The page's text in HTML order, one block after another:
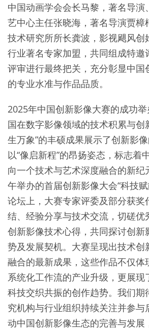
中国动画学会会长马黎，著名导演
艺中心主任张晓海，著名导演贾樟
技术研究所所长龚波，影视飓风创
行业著名专家加盟，共同组成特邀
评审进行最终把关，充分彰显中国
的专业水准与作品品质。
2025年中国创新影像大赛的成功
国在数字影像领域的技术积累与创
生万象”的丰硕成果展示了创新影
以“像启新程”的昂扬姿态，标志着
向一个技术与艺术深度融合的新纪
午举办的首届创新影像大会“科技
论坛上，大赛专家评委及部分获奖
结、经验分享与技术交流，切磋优
创新影像技术心得，共同探讨创新
势及发展契机。大赛呈现出技术创
融合的最新成果，这些作品不仅体
系统化工作流的产业升级，更展现
科技交织共振的创作趋势。我们期
究机构与行业组织持续关注并参与
动中国创新影像生态的完善与发展